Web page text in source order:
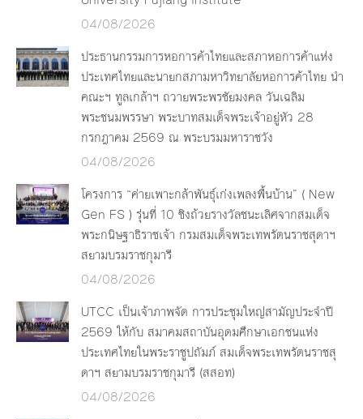
04/08/2026
ประธานกรรมการหอการค้าไทยและสภาหอการค้าแห่ง
ประเทศไทยและนายกสภามหาวิทยาลัยหอการค้าไทย นำ
คณะฯ ทูลเกล้าฯ ถวายพระพรชัยมงคล วันเฉลิม
พระชนมพรรษา พระบาทสมเด็จพระเจ้าอยู่หัว 28
กรกฎาคม 2569 ณ พระบรมมหาราชวัง
04/08/2026
โครงการ “ค่ายเพาะกล้าพันธุ์เก่งเพลงพื้นบ้าน” ( New
Gen FS ) รุ่นที่ 10 ชิงถ้วยรางวัลชนะเลิศจากสมเด็จ
พระกนิษฐาธิราชเจ้า กรมสมเด็จพระเทพรัตนราชสุดาฯ
สยามบรมราชกุมารี
04/08/2026
UTCC เป็นเจ้าภาพจัด การประชุมใหญ่สามัญประจำปี
2569 ให้กับ สมาคมสถาบันอุดมศึกษาเอกชนแห่ง
ประเทศไทยในพระราชูปถัมภ์ สมเด็จพระเทพรัตนราชสุ
ดาฯ สยามบรมราชกุมารี (สสอท)
04/08/2026